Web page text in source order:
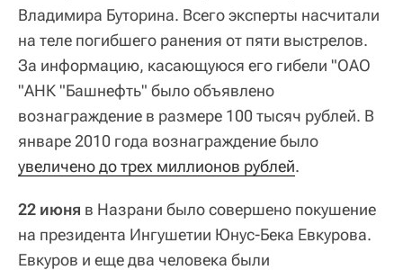
Владимира Буторина. Всего эксперты насчитали
на теле погибшего ранения от пяти выстрелов.
За информацию, касающуюся его гибели "ОАО
"АНК "Башнефть" было объявлено
вознаграждение в размере 100 тысяч рублей. В
январе 2010 года вознаграждение было
увеличено до трех миллионов рублей.
22 июня в Назрани было совершено покушение
на президента Ингушетии Юнус-Бека Евкурова.
Евкуров и еще два человека были